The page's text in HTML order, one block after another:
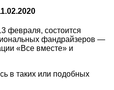
февраля, состоится
фандрайзеров —
«Все вместе» и
в таких или подобных